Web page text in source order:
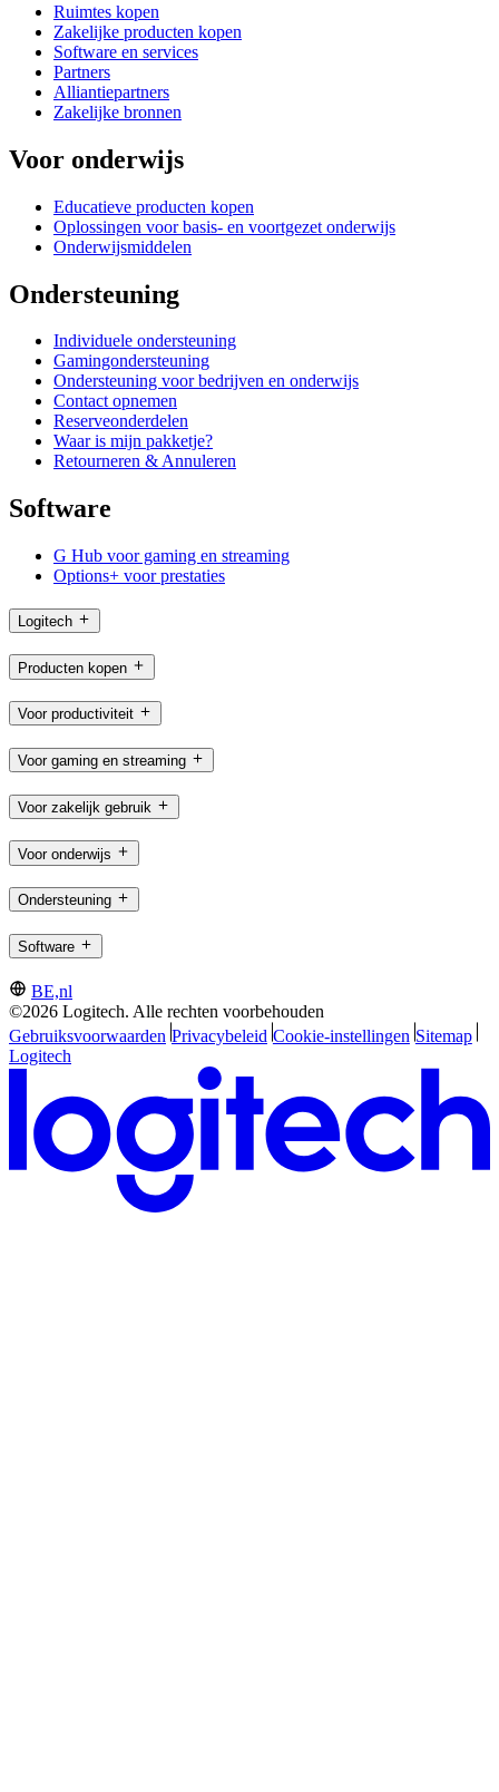
Ruimtes kopen
Zakelijke producten kopen
Software en services
Partners
Alliantiepartners
Zakelijke bronnen
Voor onderwijs
Educatieve producten kopen
Oplossingen voor basis- en voortgezet onderwijs
Onderwijsmiddelen
Ondersteuning
Individuele ondersteuning
Gamingondersteuning
Ondersteuning voor bedrijven en onderwijs
Contact opnemen
Reserveonderdelen
Waar is mijn pakketje?
Retourneren & Annuleren
Software
G Hub voor gaming en streaming
Options+ voor prestaties
Logitech
Producten kopen
Voor productiviteit
Voor gaming en streaming
Voor zakelijk gebruik
Voor onderwijs
Ondersteuning
Software
BE,nl
©2026 Logitech. Alle rechten voorbehouden
Gebruiksvoorwaarden Privacybeleid Cookie-instellingen Sitemap
Logitech